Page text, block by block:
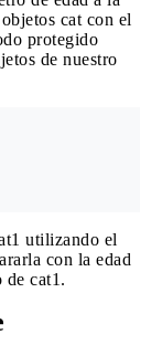
cat con el
protegido
de nuestro
utilizando el
con la edad
de cat1.